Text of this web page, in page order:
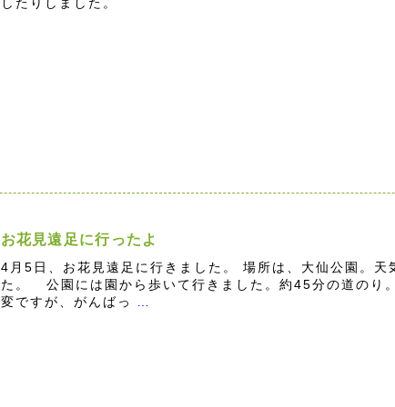
したりしました。
お花見遠足に行ったよ
4月5日、お花見遠足に行きました。 場所は、大仙公園。天
た。 公園には園から歩いて行きました。約45分の道のり
変ですが、がんばっ
…